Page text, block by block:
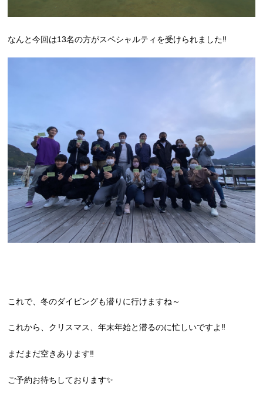
なんと今回は13名の方がスペシャルティを受けられました‼
これで、冬のダイビングも潜りに行けますね～
これから、クリスマス、年末年始と潜るのに忙しいですよ‼
まだまだ空きあります‼
ご予約お待ちしております✨